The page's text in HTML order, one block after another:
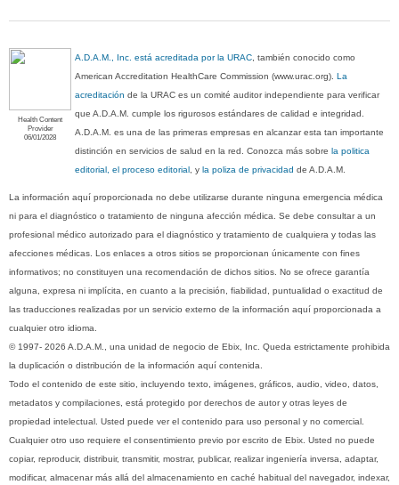
Health Content
Provider
06/01/2028
A.D.A.M., Inc. está acreditada por la URAC , también conocido como
American Accreditation HealthCare Commission (www.urac.org).La
acreditación de la URAC es un comité auditor independiente para verificar
que A.D.A.M. cumple los rigurosos estándares de calidad e integridad.
A.D.A.M. es una de las primeras empresas en alcanzar esta tan importante
distinción en servicios de salud en la red. Conozca más sobrela politica
editorial, el proceso editorial , yla poliza de privacidad de A.D.A.M.
La información aquí proporcionada no debe utilizarse durante ninguna emergencia médica
ni para el diagnóstico o tratamiento de ninguna afección médica. Se debe consultar a un
profesional médico autorizado para el diagnóstico y tratamiento de cualquiera y todas las
afecciones médicas. Los enlaces a otros sitios se proporcionan únicamente con fines
informativos; no constituyen una recomendación de dichos sitios. No se ofrece garantía
alguna, expresa ni implícita, en cuanto a la precisión, fiabilidad, puntualidad o exactitud de
las traducciones realizadas por un servicio externo de la información aquí proporcionada a
cualquier otro idioma.
© 1997- 2026 A.D.A.M., una unidad de negocio de Ebix, Inc. Queda estrictamente prohibida
la duplicación o distribución de la información aquí contenida.
Todo el contenido de este sitio, incluyendo texto, imágenes, gráficos, audio, video, datos,
metadatos y compilaciones, está protegido por derechos de autor y otras leyes de
propiedad intelectual. Usted puede ver el contenido para uso personal y no comercial.
Cualquier otro uso requiere el consentimiento previo por escrito de Ebix. Usted no puede
copiar, reproducir, distribuir, transmitir, mostrar, publicar, realizar ingeniería inversa, adaptar,
modificar, almacenar más allá del almacenamiento en caché habitual del navegador, indexar,